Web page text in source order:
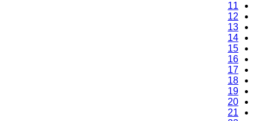
11
12
13
14
15
16
17
18
19
20
21